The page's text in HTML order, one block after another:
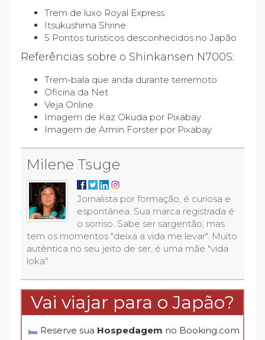
Trem de luxo Royal Express
Itsukushima Shrine
5 Pontos turísticos desconhecidos no Japão
Referências sobre o Shinkansen N700S:
Trem-bala que anda durante terremoto
Oficina da Net
Veja Online
Imagem de Kaz Okuda por Pixabay
Imagem de Armin Forster por Pixabay
Milene Tsuge
Jornalista por formação, é curiosa e
espontânea. Sua marca registrada é
o sorriso. Sabe ser sargentão, mas
tem os momentos "deixa a vida me levar". Muito
autêntica no seu jeito de ser, é uma mãe "vida
loka".
Vai viajar para o Japão?
Reserve sua Hospedagem no Booking.com